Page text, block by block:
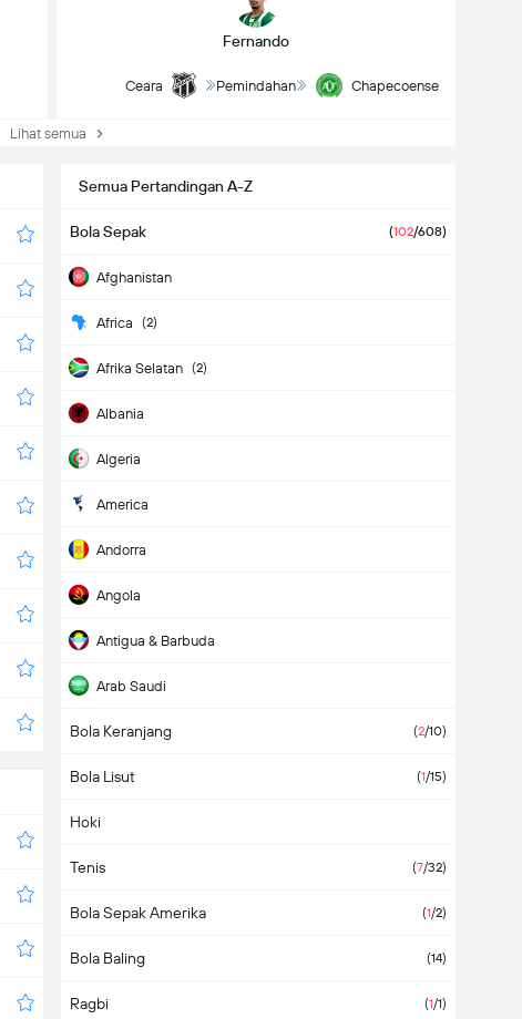
Fernando
Ceara Pemindahan Chapecoense
Lihat semua
Semua Pertandingan A-Z
Bola Sepak (102/608)
Afghanistan
Africa (2)
Afrika Selatan (2)
Albania
Algeria
America
Andorra
Angola
Antigua & Barbuda
Arab Saudi
Argentina (21
Armenia
Aruba
Asia
Australia
Austria
Azerbaijan
Bola Keranjang (2/10)
Bola Lisut (1/15)
Hoki
Tenis (7/32)
Bola Sepak Amerika (1/2)
Bola Baling (14)
Ragbi (1/1)